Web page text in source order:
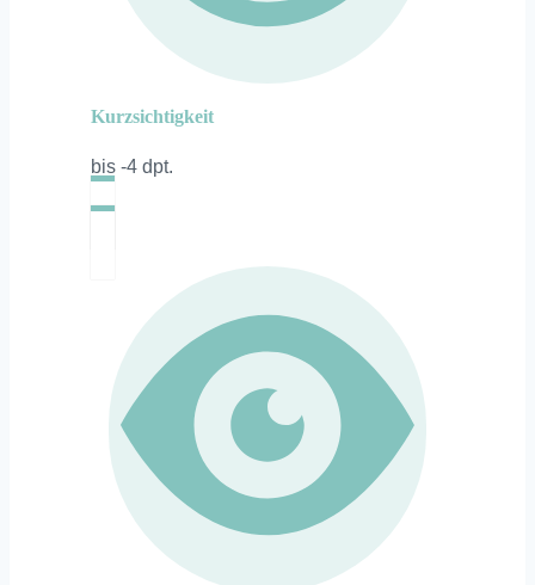
Kurzsichtigkeit
bis -4 dpt.